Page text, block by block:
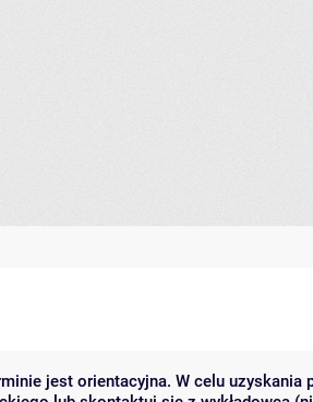
jest orientacyjna. W celu uzyskania